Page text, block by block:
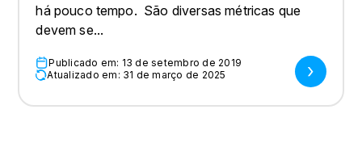
há pouco tempo. São diversas métricas que
devem se...
Publicado em: 13 de setembro de 2019
Atualizado em: 31 de março de 2025